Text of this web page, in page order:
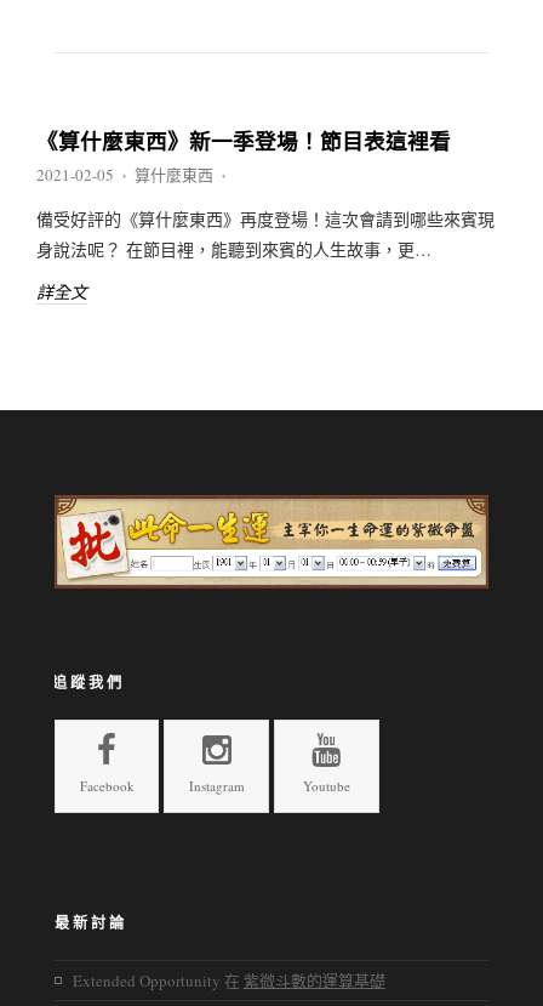
《算什麼東西》新一季登場！節目表這裡看
2021-02-05 ♦ 算什麼東西 ♦
備受好評的《算什麼東西》再度登場！這次會請到哪些來賓現
身說法呢？ 在節目裡，能聽到來賓的人生故事，更…
詳全文
追蹤我們
Facebook Instagram Youtube
最新討論
Extended Opportunity 在 紫微斗數的運算基礎